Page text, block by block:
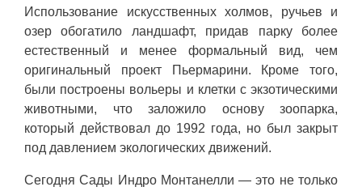
Использование искусственных холмов, ручьев и
озер обогатило ландшафт, придав парку более
естественный и менее формальный вид, чем
оригинальный проект Пьермарини. Кроме того,
были построены вольеры и клетки с экзотическими
животными, что заложило основу зоопарка,
который действовал до 1992 года, но был закрыт
под давлением экологических движений.
Сегодня Сады Индро Монтанелли — это не только